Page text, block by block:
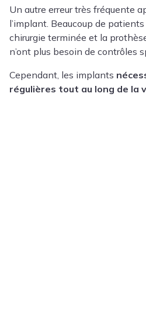
Un autre erreur très fréquente
l’implant. Beaucoup de
chirurgie terminée et la
n’ont plus besoin de contrôles
Cependant, les implants
régulières tout au long de la